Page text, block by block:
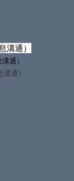
溝通）
通）
通）